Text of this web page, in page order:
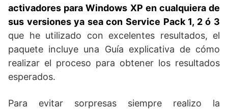
activadores para Windows XP en cualquiera de
sus versiones ya sea con Service Pack 1, 2 ó 3
que he utilizado con excelentes resultados, el
paquete incluye una Guía explicativa de cómo
realizar el proceso para obtener los resultados
esperados.
Para evitar sorpresas siempre realizo la